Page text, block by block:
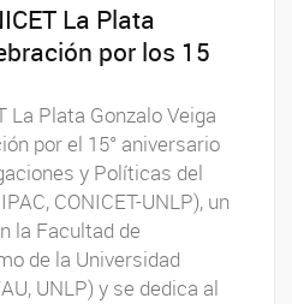
La Plata
por los 15
La Plata Gonzalo Veiga
por el 15° aniversario
y Políticas del
CONICET-UNLP), un
la Facultad de
de la Universidad
UNLP) y se dedica al